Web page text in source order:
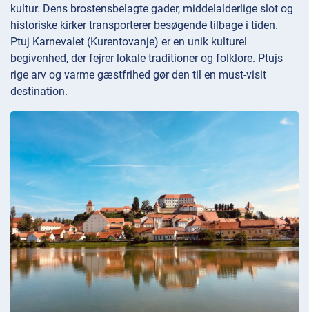
kultur. Dens brostensbelagte gader, middelalderlige slot og
historiske kirker transporterer besøgende tilbage i tiden.
Ptuj Karnevalet (Kurentovanje) er en unik kulturel
begivenhed, der fejrer lokale traditioner og folklore. Ptujs
rige arv og varme gæstfrihed gør den til en must-visit
destination.